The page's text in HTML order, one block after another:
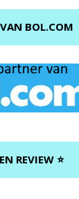
BOL.COM
REVIEW ⭐